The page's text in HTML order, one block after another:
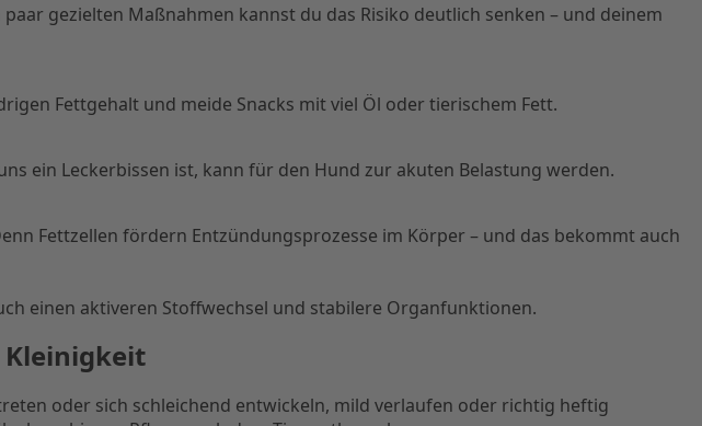
gezielten Maßnahmen kannst du das Risiko deutlich senken – und deinem
Fettgehalt und meide Snacks mit viel Öl oder tierischem Fett.
ein Leckerbissen ist, kann für den Hund zur akuten Belastung werden.
Fettzellen fördern Entzündungsprozesse im Körper – und das bekommt auch
einen aktiveren Stoffwechsel und stabilere Organfunktionen.
Kleinigkeit
oder sich schleichend entwickeln, mild verlaufen oder richtig heftig